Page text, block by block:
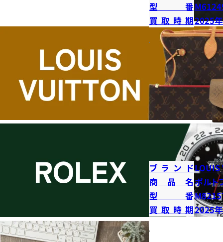
型番
買取時期2025
ブランドLOUIS
商品名ポルト
型番
買取時期2025